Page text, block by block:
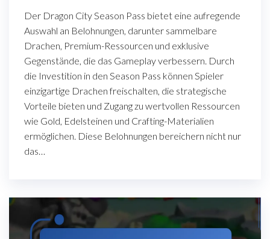
Der Dragon City Season Pass bietet eine aufregende
Auswahl an Belohnungen, darunter sammelbare
Drachen, Premium-Ressourcen und exklusive
Gegenstände, die das Gameplay verbessern. Durch
die Investition in den Season Pass können Spieler
einzigartige Drachen freischalten, die strategische
Vorteile bieten und Zugang zu wertvollen Ressourcen
wie Gold, Edelsteinen und Crafting-Materialien
ermöglichen. Diese Belohnungen bereichern nicht nur
das…